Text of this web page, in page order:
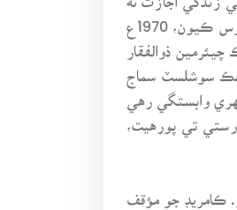
ذوالفقار
پيپلز پارٽي کي هڪ سوشلسٽ سماج
وابستگي رهي
تي پورهيت،
ڪامريڊ جو مؤقف